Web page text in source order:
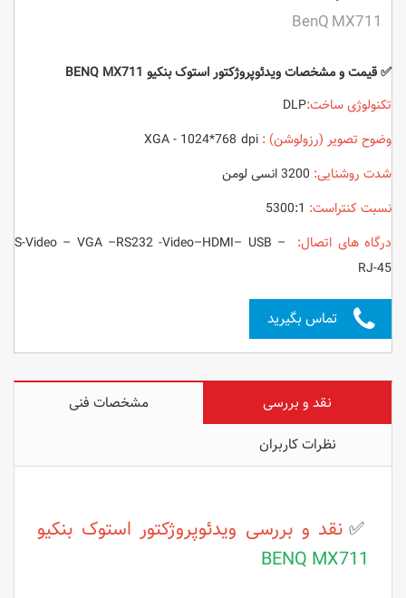
BenQ MX711
✅ قیمت و مشخصات ویدئوپروژکتور استوک بنکیو BENQ MX711
تکنولوژی ساخت:DLP
وضوح تصویر (رزولوشن) : XGA - 1024*768 dpi
شدت روشنایی:
نسبت کنتراست: 5300:1
درگاه های اتصال: S-Video – VGA –RS232 -Video–HDMI– USB –
RJ-45
تماس بگیرید
نقد و بررسی
مشخصات فنی
نظرات کاربران
✅نقد و بررسی ویدئوپروژکتور استوک بنکیو
BENQ MX711